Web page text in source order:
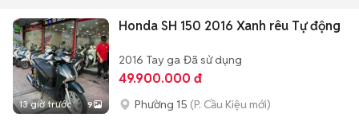
13 giờ trước 9
Honda SH 150 2016 Xanh rêu Tự động
2016 Tay ga Đã sử dụng
49.900.000 đ
Phường 15 (P. Cầu Kiệu mới)